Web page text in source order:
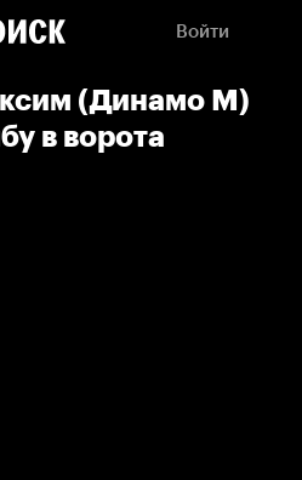
Войти
(Динамо М)
в ворота